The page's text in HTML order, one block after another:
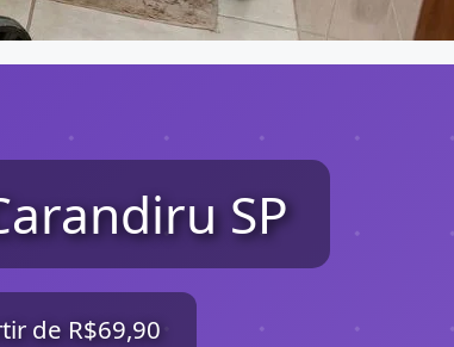
SP
de R$69,90